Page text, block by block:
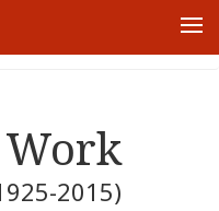
Work
2015)